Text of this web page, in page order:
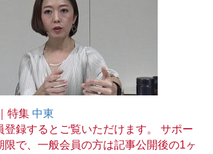
｜特集 中東
録するとご覧いただけます。 サポー
限で、一般会員の方は記事公開後の1ヶ